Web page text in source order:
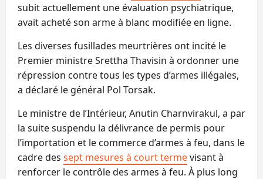
subit actuellement une évaluation psychiatrique,
avait acheté son arme à blanc modifiée en ligne.
Les diverses fusillades meurtrières ont incité le
Premier ministre Srettha Thavisin à ordonner une
répression contre tous les types d’armes illégales,
a déclaré le général Pol Torsak.
Le ministre de l’Intérieur, Anutin Charnvirakul, a par
la suite suspendu la délivrance de permis pour
l’importation et le commerce d’armes à feu, dans le
cadre des sept mesures à court termevisant à
renforcer le contrôle des armes à feu. À plus long